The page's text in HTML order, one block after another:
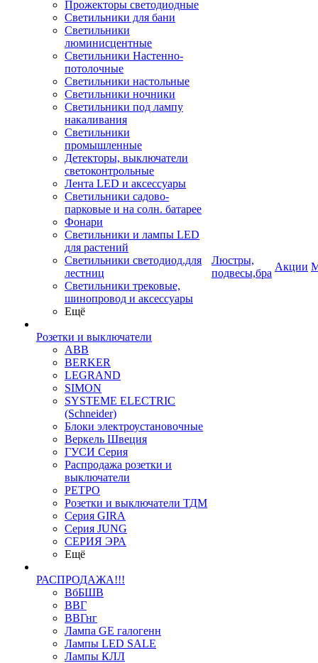
Прожекторы светодиодные
Светильники для бани
Светильники
люминисцентные
Светильники Настенно-
потолочные
Светильники настольные
Светильники ночники
Светильники под лампу
накаливания
Светильники
промышленные
Детекторы, выключатели
светоконтрольные
Лента LED и аксессуары
Светильники садово-
парковые и на солн. батарее
Фонари
Светильники и лампы LED
для растений
Светильники светодиод.для
лестниц
Светильники трековые,
шинопровод и аксессуары
Ещё
Розетки и выключатели
ABB
BERKER
LEGRAND
SIMON
SYSTEME ELECTRIC
(Schneider)
Блоки электроустановочные
Веркель Швеция
ГУСИ Серия
Распродажа розетки и
выключатели
РЕТРО
Розетки и выключатели ТДМ
Серия GIRA
Серия JUNG
СЕРИЯ ЭРА
Ещё
РАСПРОДАЖА!!!
ВбБШВ
ВВГ
ВВГнг
Лампа GE галогенн
Лампы LED SALE
Лампы КЛЛ
Люстры,
подвесы,бра
Акции